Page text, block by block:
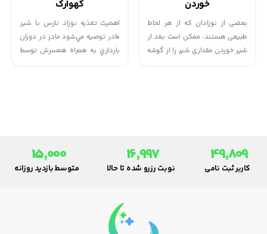
خوردن
بعضی از نوزادان که از هر لحاظ
طبیعی هستند، ممکن است بعد از
شیر خوردن مقداری شیر را از گوشه
گهوارک
اهمیت تغذیه نوزاد نارس با شیر
مادر توصيه مي‌شود مادر در دوران
بارداري به همراه همسرش توسط
49,809
کاربر ثبت نامی
16,997
نوبت رزرو شده تا حالا
15,000
متوسط بازدید روزانه